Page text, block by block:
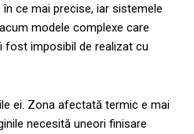
ce mai precise, iar sistemele
modele complexe care
fost imposibil de realizat cu
ei. Zona afectată termic e mai
necesită uneori finisare